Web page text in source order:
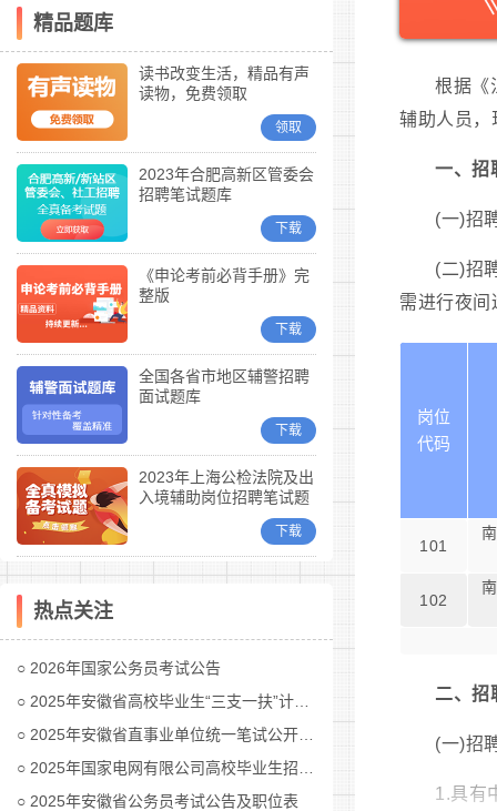
精品题库
读书改变生活，精品有声
读物，免费领取
领取
2023年合肥高新区管委会
招聘笔试题库
下载
《申论考前必背手册》完
整版
下载
全国各省市地区辅警招聘
面试题库
下载
2023年上海公检法院及出
入境辅助岗位招聘笔试题
下载
热点关注
2026年国家公务员考试公告
2025年安徽省高校毕业生“三支一扶”计划招募公告
2025年安徽省直事业单位统一笔试公开招聘工作人员公告
2025年国家电网有限公司高校毕业生招聘公告(第二批)汇总
2025年安徽省公务员考试公告及职位表
根据《
辅助人员，
一、招
(一)招
(二)招
需进行夜间
岗位
代码
101
102
二、招
(一)招
1.具有